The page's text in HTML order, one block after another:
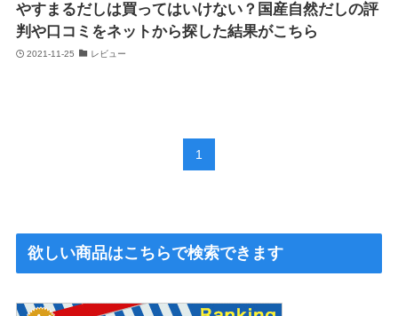
やすまるだしは買ってはいけない？国産自然だしの評
判や口コミをネットから探した結果がこちら
2021-11-25 レビュー
1
欲しい商品はこちらで検索できます